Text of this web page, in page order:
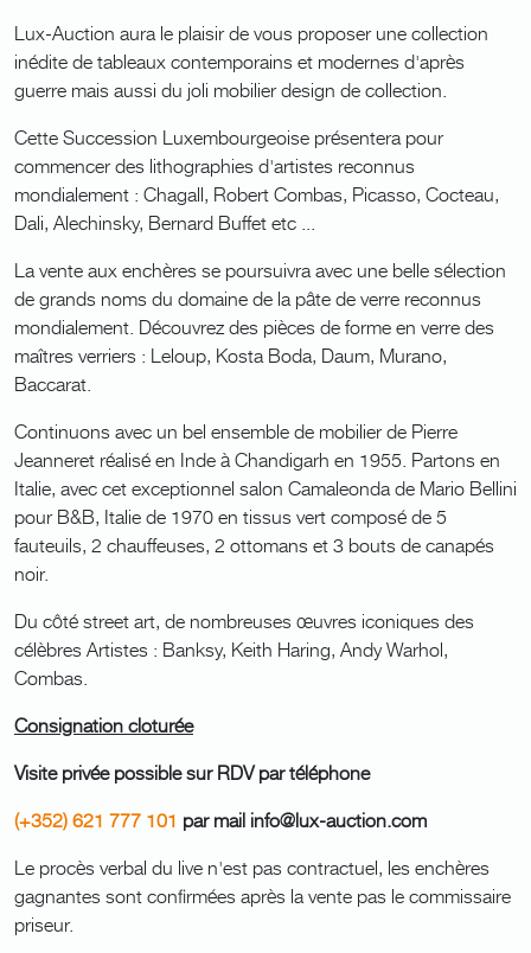
Lux-Auction aura le plaisir de vous proposer une collection
inédite de tableaux contemporains et modernes d'après
guerre mais aussi du joli mobilier design de collection.
Cette Succession Luxembourgeoise présentera pour
commencer des lithographies d'artistes reconnus
mondialement : Chagall, Robert Combas, Picasso, Cocteau,
Dali, Alechinsky, Bernard Buffet etc ...
La vente aux enchères se poursuivra avec une belle sélection
de grands noms du domaine de la pâte de verre reconnus
mondialement. Découvrez des pièces de forme en verre des
maîtres verriers : Leloup, Kosta Boda, Daum, Murano,
Baccarat.
Continuons avec un bel ensemble de mobilier de Pierre
Jeanneret réalisé en Inde à Chandigarh en 1955. Partons en
Italie, avec cet exceptionnel salon Camaleonda de Mario Bellini
pour B&B, Italie de 1970 en tissus vert composé de 5
fauteuils, 2 chauffeuses, 2 ottomans et 3 bouts de canapés
noir.
Du côté street art, de nombreuses œuvres iconiques des
célèbres Artistes : Banksy, Keith Haring, Andy Warhol,
Combas.
Consignation cloturée
Visite privée possible sur RDV par téléphone
(+352) 621 777 101 par mail info@lux-auction.com
Le procès verbal du live n'est pas contractuel, les enchères
gagnantes sont confirmées après la vente pas le commissaire
priseur.